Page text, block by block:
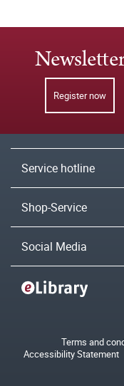
Register now
Service hotline
Shop-Service
Social Media
Terms and
Accessibility Statement